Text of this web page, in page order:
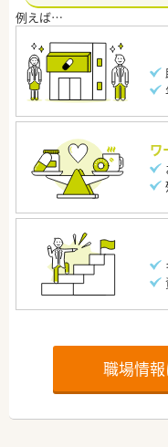
ワ
職場情